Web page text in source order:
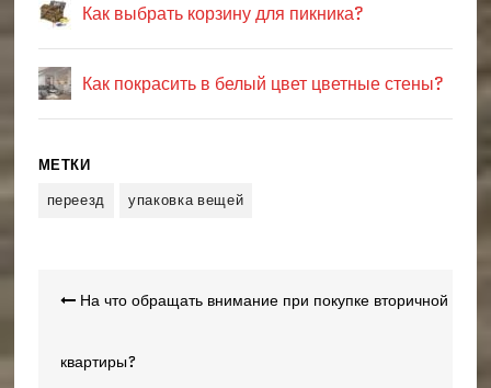
Как выбрать корзину для пикника?
Как покрасить в белый цвет цветные стены?
МЕТКИ
переезд
упаковка вещей
Навигация
записям
На что обращать внимание при покупке вторичной
квартиры?